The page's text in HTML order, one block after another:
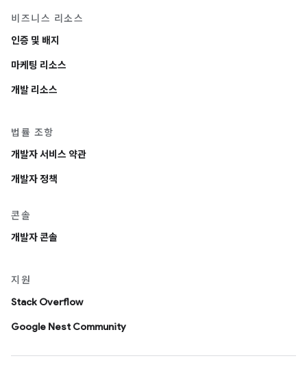
비즈니스 리소스
인증 및 배지
마케팅 리소스
개발 리소스
법률 조항
개발자 서비스 약관
개발자 정책
콘솔
개발자 콘솔
지원
Stack Overflow
Google Nest Community